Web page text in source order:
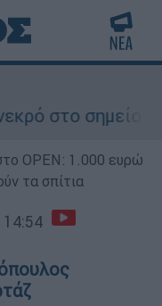
σημείο
OPEN: 1.000 ευρώ
τα σπίτια